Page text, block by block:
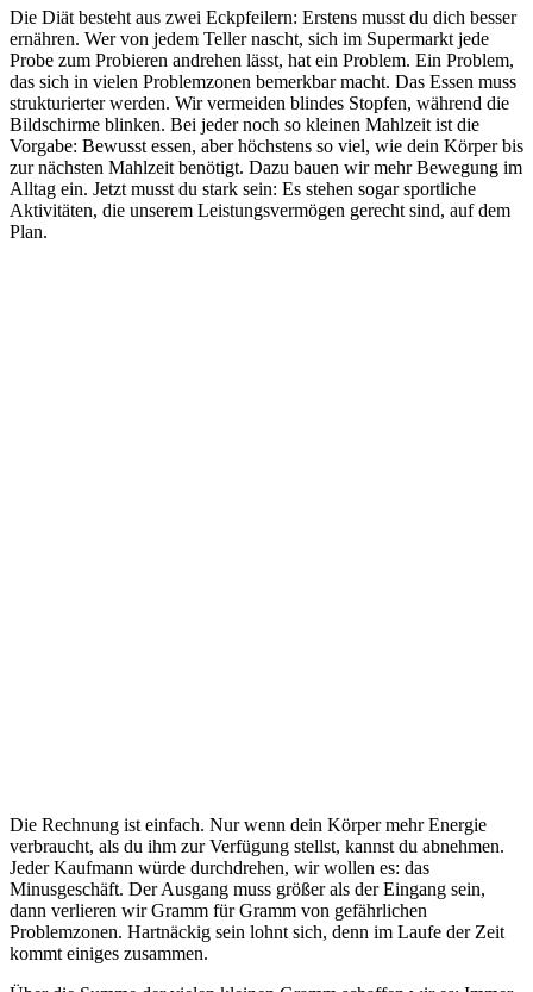
Die Diät besteht aus zwei Eckpfeilern: Erstens musst du dich besser
ernähren. Wer von jedem Teller nascht, sich im Supermarkt jede
Probe zum Probieren andrehen lässt, hat ein Problem. Ein Problem,
das sich in vielen Problemzonen bemerkbar macht. Das Essen muss
strukturierter werden. Wir vermeiden blindes Stopfen, während die
Bildschirme blinken. Bei jeder noch so kleinen Mahlzeit ist die
Vorgabe: Bewusst essen, aber höchstens so viel, wie dein Körper bis
zur nächsten Mahlzeit benötigt. Dazu bauen wir mehr Bewegung im
Alltag ein. Jetzt musst du stark sein: Es stehen sogar sportliche
Aktivitäten, die unserem Leistungsvermögen gerecht sind, auf dem
Plan.
Die Rechnung ist einfach. Nur wenn dein Körper mehr Energie
verbraucht, als du ihm zur Verfügung stellst, kannst du abnehmen.
Jeder Kaufmann würde durchdrehen, wir wollen es: das
Minusgeschäft. Der Ausgang muss größer als der Eingang sein,
dann verlieren wir Gramm für Gramm von gefährlichen
Problemzonen. Hartnäckig sein lohnt sich, denn im Laufe der Zeit
kommt einiges zusammen.